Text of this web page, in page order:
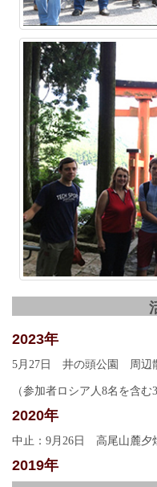
2023年
5月 27 日 井の頭公園 周辺
（参加者ロシア人8名を含む
2020年
中止： 9月 26 日 高尾山麓夕
2019年